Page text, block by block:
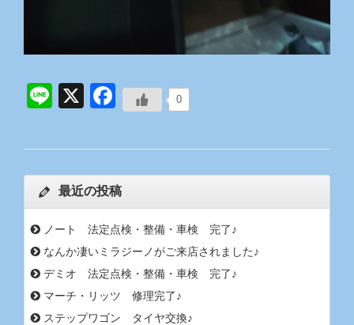
0
Line
X Facebook
最近の投稿
ノート 法定点検・整備・車検 完了♪
なんか凄いミラジーノがご来店されました♪
デミオ 法定点検・整備・車検 完了♪
マーチ・リッツ 修理完了♪
ステップワゴン タイヤ交換♪